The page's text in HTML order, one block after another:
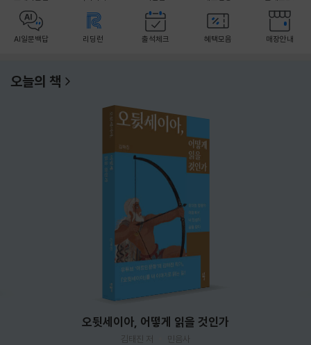
AI일문백답 리딩런 출석체크 혜택모음 매장안내
오늘의 책
오뒷세이아, 어떻게 읽을 것인가
김태진 저
민음사